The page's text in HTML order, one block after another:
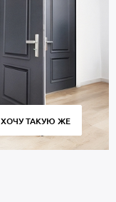
ХОЧУ ТАКУЮ ЖЕ